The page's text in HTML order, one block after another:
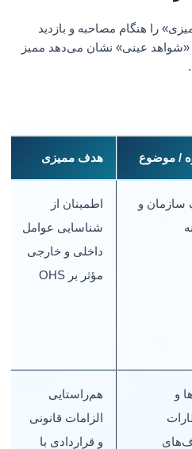
را هنگام مصاحبه و بازدید
«شواهد عینی» نشان می‌دهد ممیز
/ موضوع هدف ممیزی
و
اطمینان از
شناسایی عوامل
داخلی و خارجی
مؤثر بر OHS
و
هم‌راستایی
الزامات قانونی
و قراردادی با